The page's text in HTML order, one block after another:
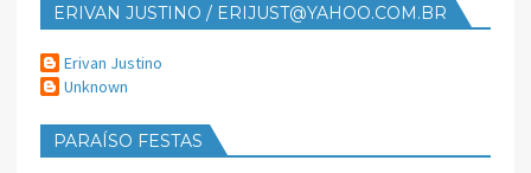
ERIVAN JUSTINO / ERIJUST@YAHOO.COM.BR
Erivan Justino
Unknown
PARAÍSO FESTAS